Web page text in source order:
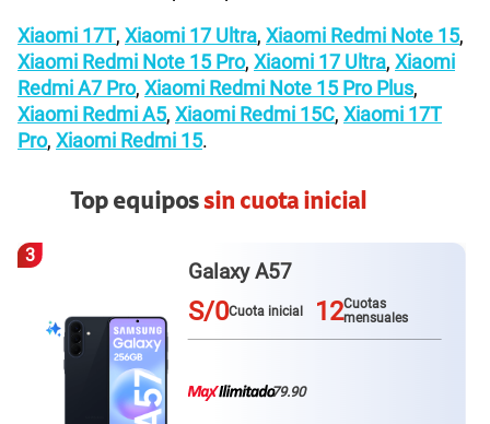
Xiaomi 17T, Xiaomi 17 Ultra, Xiaomi Redmi Note 15,
Xiaomi Redmi Note 15 Pro, Xiaomi 17 Ultra, Xiaomi
Redmi A7 Pro, Xiaomi Redmi Note 15 Pro Plus,
Xiaomi Redmi A5, Xiaomi Redmi 15C, Xiaomi 17T
Pro, Xiaomi Redmi 15.
Top equipossin cuota inicial
3
Galaxy A57
S/0Cuota inicial 12Cuotas
mensuales
79.90